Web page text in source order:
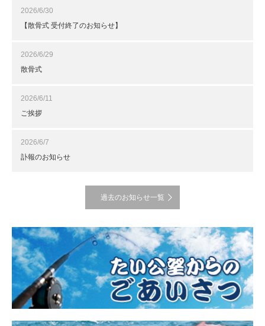
2026/6/30
【散骨式 受付終了のお知らせ】
2026/6/29
散骨式
2026/6/11
ご挨拶
2026/6/7
訃報のお知らせ
過去のお知らせ一覧